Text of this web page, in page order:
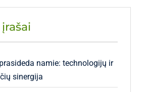
namie: technologijų ir
sinergija